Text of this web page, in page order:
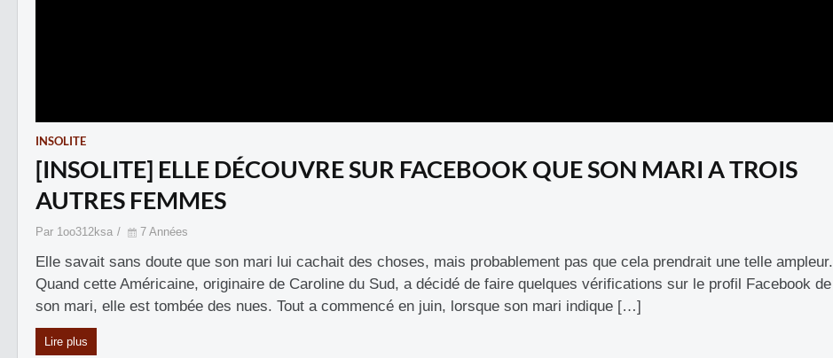
INSOLITE
[INSOLITE] ELLE DÉCOUVRE SUR FACEBOOK QUE SON MARI A TROIS
AUTRES FEMMES
Par 1oo312ksa 7 Années
Elle savait sans doute que son mari lui cachait des choses, mais probablement pas que cela prendrait une telle ampleur.
Quand cette Américaine, originaire de Caroline du Sud, a décidé de faire quelques vérifications sur le profil Facebook de
son mari, elle est tombée des nues. Tout a commencé en juin, lorsque son mari indique […]
Lire plus